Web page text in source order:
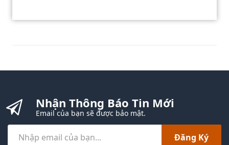
Nhận Thông Báo Tin Mới
Email của bạn sẽ được bảo mật.
Đăng Ký